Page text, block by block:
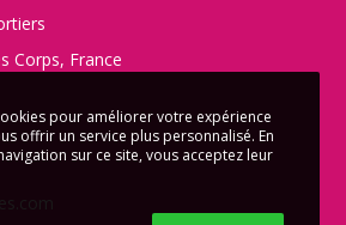
Corps, France
pour améliorer votre expérience
offrir un service plus personnalisé. En
sur ce site, vous acceptez leur